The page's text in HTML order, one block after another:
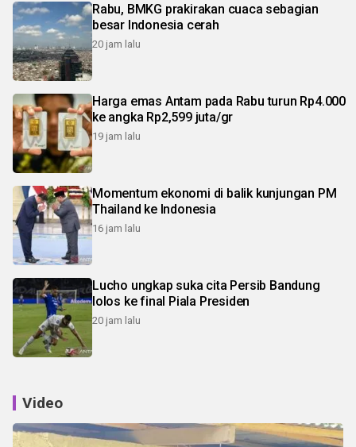
Rabu, BMKG prakirakan cuaca sebagian
besar Indonesia cerah
20 jam lalu
Harga emas Antam pada Rabu turun Rp4.000
ke angka Rp2,599 juta/gr
19 jam lalu
Momentum ekonomi di balik kunjungan PM
Thailand ke Indonesia
16 jam lalu
Lucho ungkap suka cita Persib Bandung
lolos ke final Piala Presiden
20 jam lalu
Video